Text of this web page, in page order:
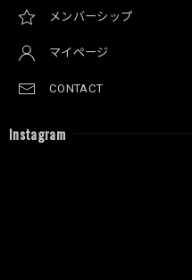
メンバーシップ
マイページ
CONTACT
Instagram